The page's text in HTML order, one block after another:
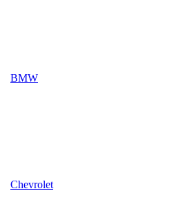
BMW
Chevrolet